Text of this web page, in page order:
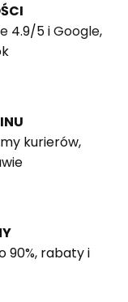
4.9/5 iGoogle,
kurierów,
90%, rabaty i